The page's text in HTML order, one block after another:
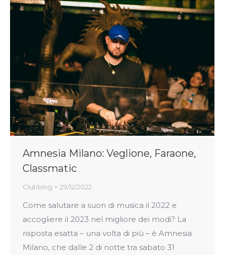
Amnesia Milano: Veglione, Faraone,
Classmatic
Clubbing 29/12/2022
Come salutare a suon di musica il 2022 e
accogliere il 2023 nel migliore dei modi? La
risposta esatta – una volta di più – è Amnesia
Milano, che dalle 2 di notte tra sabato 31